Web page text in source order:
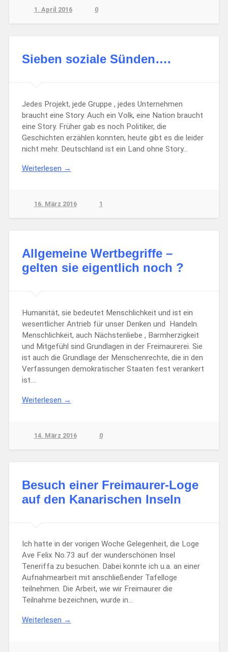
1. April 2016 0
Sieben soziale Sünden….
Jedes Projekt, jede Gruppe , jedes Unternehmen
braucht eine Story. Auch ein Volk, eine Nation braucht
eine Story. Früher gab es noch Politiker, die
Geschichten erzählen konnten, heute gibt es die leider
nicht mehr. Deutschland ist ein Land ohne Story…
Weiterlesen →
16. März 2016 1
Allgemeine Wertbegriffe –
gelten sie eigentlich noch ?
Humanität, sie bedeutet Menschlichkeit und ist ein
wesentlicher Antrieb für unser Denken und Handeln.
Menschlichkeit, auch Nächstenliebe , Barmherzigkeit
und Mitgefühl sind Grundlagen in der Freimaurerei. Sie
ist auch die Grundlage der Menschenrechte, die in den
Verfassungen demokratischer Staaten fest verankert
ist….
Weiterlesen →
14. März 2016 0
Besuch einer Freimaurer-Loge
auf den Kanarischen Inseln
Ich hatte in der vorigen Woche Gelegenheit, die Loge
Ave Felix No.73 auf der wunderschönen Insel
Teneriffa zu besuchen. Dabei konnte ich u.a. an einer
Aufnahmearbeit mit anschließender Tafelloge
teilnehmen. Die Arbeit, wie wir Freimaurer die
Teilnahme bezeichnen, wurde in…
Weiterlesen →